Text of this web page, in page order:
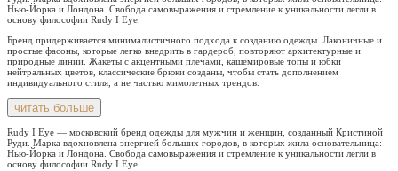
Нью-Йорка и Лондона. Свобода самовыражения и стремление к уникальности легли в
основу философии Rudy I Eye.
Бренд придерживается минималистичного подхода к созданию одежды. Лаконичные и
простые фасоны, которые легко внедрить в гардероб, повторяют архитектурные и
природные линии. Жакеты с акцентными плечами, кашемировые топы и юбки
нейтральных цветов, классические брюки созданы, чтобы стать дополнением
индивидуального стиля, а не частью мимолетных трендов.
читать больше
Rudy I Eye — московский бренд одежды для мужчин и женщин, созданный Кристиной
Руди. Марка вдохновлена энергией больших городов, в которых жила основательница:
Нью-Йорка и Лондона. Свобода самовыражения и стремление к уникальности легли в
основу философии Rudy I Eye.